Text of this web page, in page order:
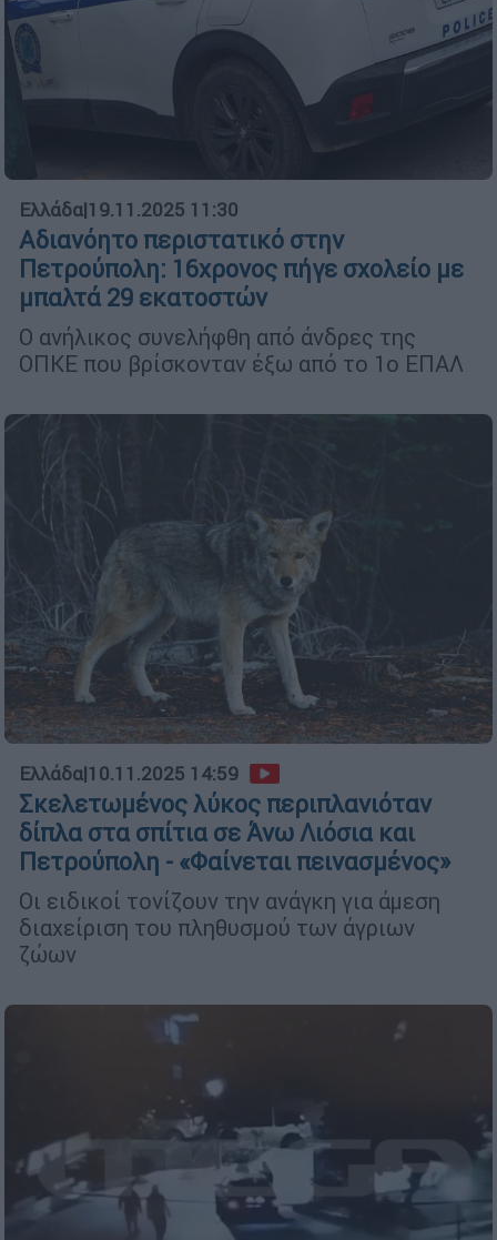
Ελλάδα|19.11.2025 11:30
Αδιανόητο περιστατικό στην
Πετρούπολη: 16χρονος πήγε σχολείο με
μπαλτά 29 εκατοστών
Ο ανήλικος συνελήφθη από άνδρες της
ΟΠΚΕ που βρίσκονταν έξω από το 1ο ΕΠΑΛ
Ελλάδα|10.11.2025 14:59
Σκελετωμένος λύκος περιπλανιόταν
δίπλα στα σπίτια σε Άνω Λιόσια και
Πετρούπολη - «Φαίνεται πεινασμένος»
Οι ειδικοί τονίζουν την ανάγκη για άμεση
διαχείριση του πληθυσμού των άγριων
ζώων